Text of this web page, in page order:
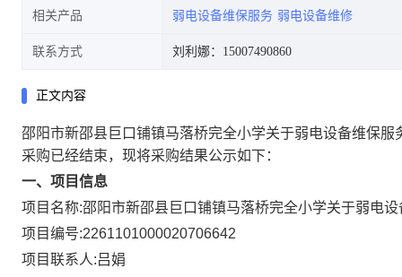
相关产品 弱电设备维保服务 弱电设备维修
联系方式 刘利娜：15007490860
正文内容
邵阳市新邵县巨口铺镇马落桥完全小学关于弱电设备维保服
采购已经结束，现将采购结果公示如下：
一、项目信息
项目名称:邵阳市新邵县巨口铺镇马落桥完全小学关于弱电
项目编号:2261101000020706642
项目联系人:吕娟